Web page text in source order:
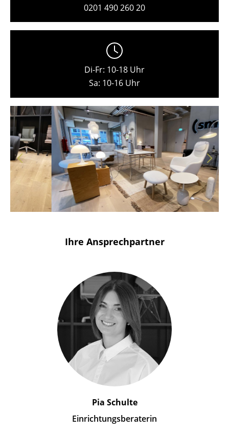
Konstanz
Nürnberg
Schwarzwald
Solothurn
Stuttgart
0201 490 260 20
Di-Fr: 10-18 Uhr
Sa: 10-16 Uhr
Ihre Ansprechpartner
Pia Schulte
Einrichtungsberaterin